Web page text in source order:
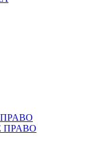
ПРАВО